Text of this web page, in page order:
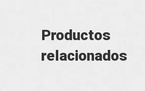
Productos
relacionados